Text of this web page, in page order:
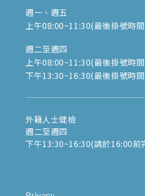
週一、週五
上午08:00~11:30(最後掛號時
週二至週四
上午08:00~11:30(最後掛號時
下午13:30~16:30(最後掛號時
外籍人士健檢
週二至週四
下午13:30~16:30(請於16:00前